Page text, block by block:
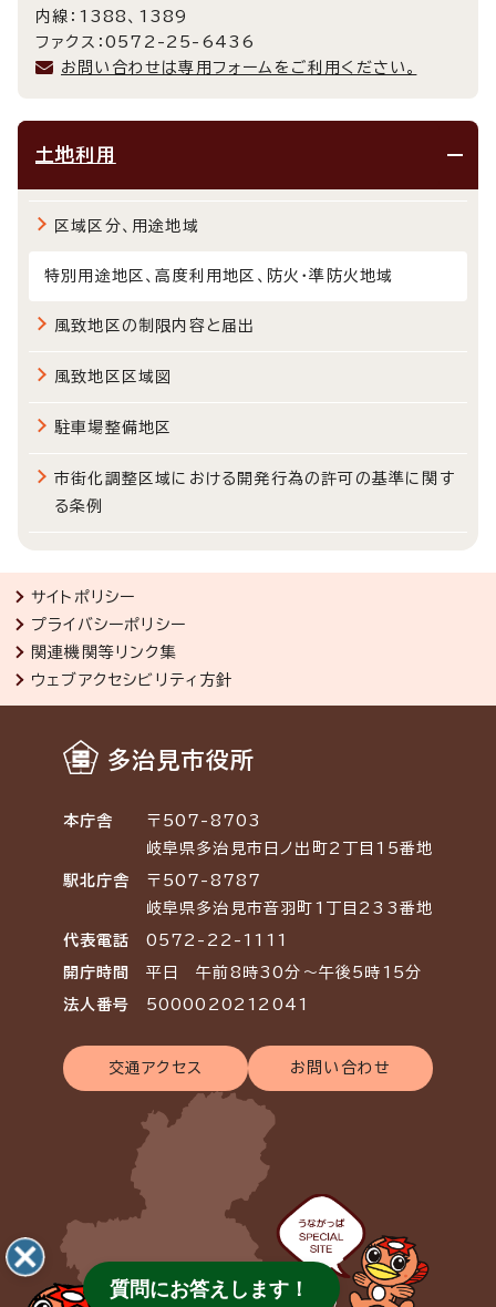
内線：1388、1389
ファクス：0572-25-6436
お問い合わせは専用フォームをご利用ください。
土地利用
区域区分、用途地域
特別用途地区、高度利用地区、防火・準防火地域
風致地区の制限内容と届出
風致地区区域図
駐車場整備地区
市街化調整区域における開発行為の許可の基準に関す
る条例
サイトポリシー
プライバシーポリシー
関連機関等リンク集
ウェブアクセシビリティ方針
多治見市役所
本庁舎
〒507-8703
岐阜県多治見市日ノ出町2丁目15番地
駅北庁舎
〒507-8787
岐阜県多治見市音羽町1丁目233番地
代表電話 0572-22-1111
開庁時間 平日 午前8時30分～午後5時15分
法人番号 5000020212041
交通アクセス お問い合わせ
質問にお答えします！